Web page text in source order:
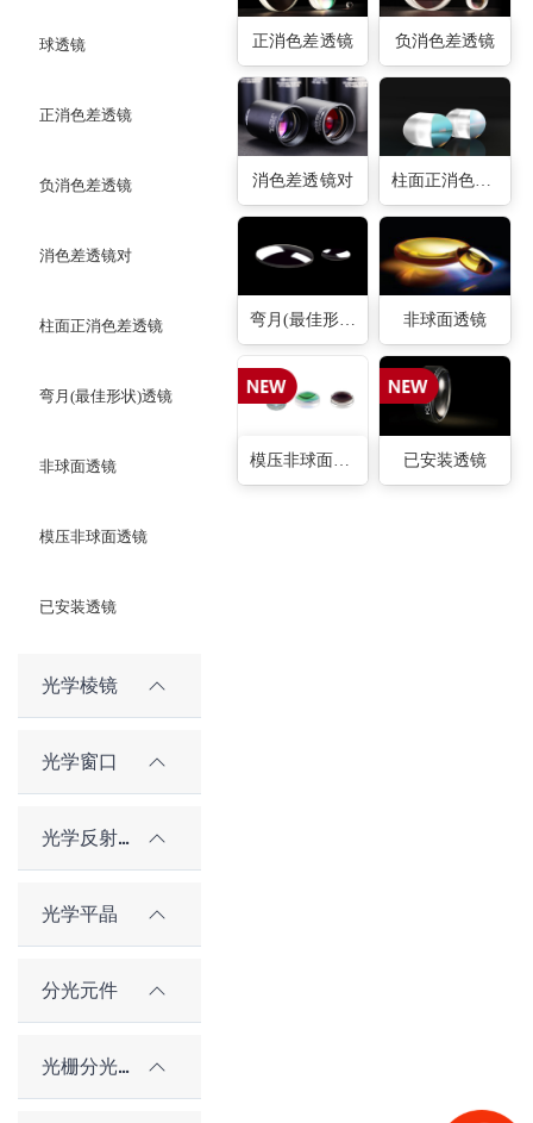
球透镜
正消色差透镜
负消色差透镜
消色差透镜对
柱面正消色差透镜
弯月(最佳形状)透镜
非球面透镜
模压非球面透镜
已安装透镜
光学棱镜
光学窗口
光学反射镜
光学平晶
分光元件
光栅分光元件
正消色差透镜 负消色差透镜
消色差透镜对
弯月(最佳形状)透镜 非球面透镜
模压非球面透镜 已安装透镜